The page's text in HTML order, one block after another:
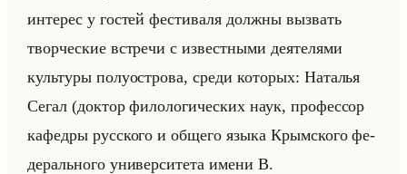
ин­те­рес у го­стей фе­сти­ва­ля долж­ны вы­звать
твор­че­ские встре­чи с из­вест­ны­ми де­яте­ля­ми
культу­ры по­лу­ост­ро­ва, среди ко­то­рых: На­та­лья
Сегал (док­тор фи­ло­ло­ги­че­ских наук, про­фес­сор
ка­фед­ры рус­ско­го и об­ще­го языка Крым­ско­го фе­
де­рально­го уни­вер­си­те­та имени В.